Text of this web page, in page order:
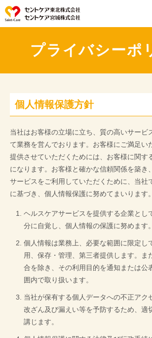
プライバシーポ
個人情報保護方針
当社はお客様の立場に立ち、質の高いサービ
て業務を営んでおります。お客様にご満足い
提供させていただくためには、お客様に関す
になります。お客様と確かな信頼関係を築き
サービスをご利用していただくために、当社
に基づき、個人情報保護に努めてまいります。
ヘルスケアサービスを提供する企業とし
分に自覚し、個人情報の保護に努めます。
個人情報は業務上、必要な範囲に限定し
用、保存・管理、第三者提供します。ま
合を除き、その利用目的を通知または公
囲内で取り扱います。
当社が保有する個人データへの不正アク
改ざん及び漏えい等を予防するため、適
講じます。